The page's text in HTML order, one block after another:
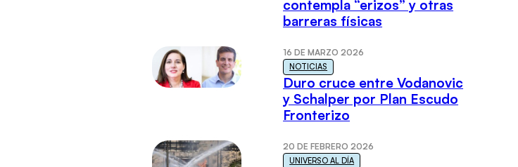
contempla “erizos” y otras
barreras físicas
16 DE MARZO 2026
NOTICIAS
Duro cruce entre Vodanovic
y Schalper por Plan Escudo
Fronterizo
20 DE FEBRERO 2026
UNIVERSO AL DÍA